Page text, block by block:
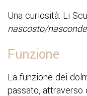
Una curiosità: Li
nascosto/
Funzione
La funzione dei
passato,